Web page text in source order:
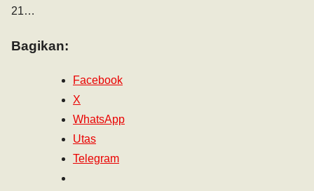
21…
Bagikan:
Facebook
X
WhatsApp
Utas
Telegram